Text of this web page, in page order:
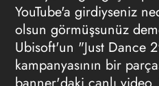
YouTube'a girdiyseniz
olsun görmüşsunüz
Ubisoft'un "Just Dance
kampanyasının bir